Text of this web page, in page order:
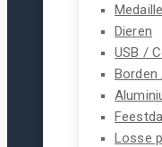
Dieren
USB /
Borden
Losse